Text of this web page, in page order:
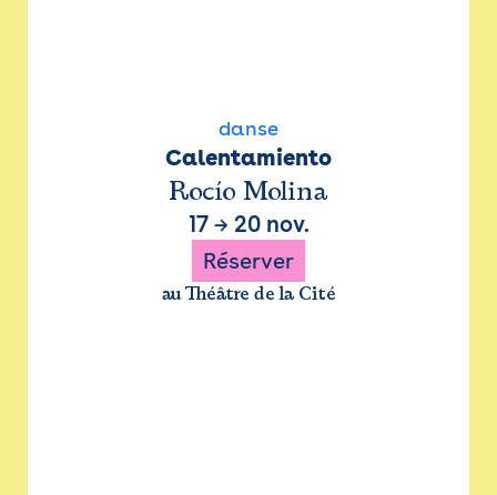
danse
Calentamiento
Rocío Molina
17→ 20 nov.
Réserver
au Théâtre de la Cité